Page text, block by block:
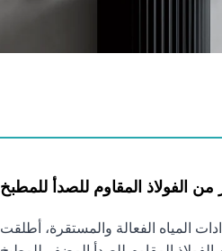
الفولاذ المقاوم للصدأ للمطبخ
المياه الفعالة والمستقرة، أطلقت